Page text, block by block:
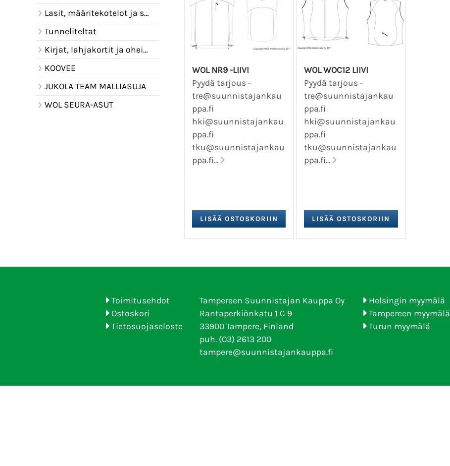
Lasit, määritekotelot ja sadelipat
Tunneliteltat
Kirjat, lahjakortit ja oheistuotteet
KOOVEE
JUKOLA TEAM MALLIASUJA
WOL SEURA-ASUT
WOL NR9 -LIIVI
Pyydä tarjous -
tre@suunnistajankau
ppa.fi
hki@suunnistajankau
ppa.fi
tku@suunnistajankau
ppa.fi...
WOL WOC12 LIIVI
Pyydä tarjous -
tre@suunnistajankau
ppa.fi
hki@suunnistajankau
ppa.fi
tku@suunnistajankau
ppa.fi...
Toimitusehdot
Ostoskori
Tietosuojaseloste
Tampereen Suunnistajan Kauppa Oy
Rantaperkiönkatu 1 C 9
33900 Tampere, Finland
puh. (03) 2613 200
tampere@suunnistajankauppa.fi
Helsingin myymälä
Tampereen myymälä
Turun myymälä